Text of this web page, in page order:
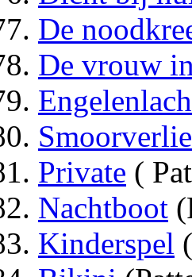
De
De vrouw
Engelenlach
Private (
Nachtboot
Kinderspel